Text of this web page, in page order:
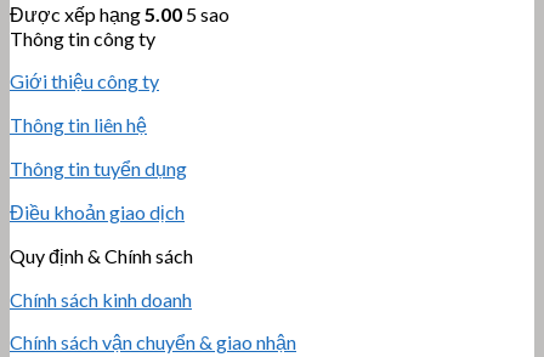
Được xếp hạng 5.00 5 sao
Thông tin công ty
Giới thiệu công ty
Thông tin liên hệ
Thông tin tuyển dụng
Điều khoản giao dịch
Quy định & Chính sách
Chính sách kinh doanh
Chính sách vận chuyển & giao nhận